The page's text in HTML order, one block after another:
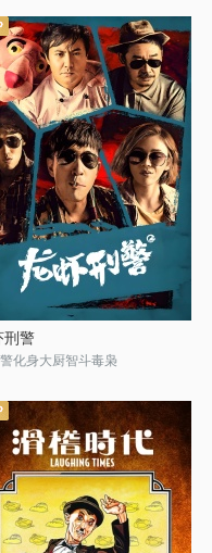
刑警
化身大厨智斗毒枭